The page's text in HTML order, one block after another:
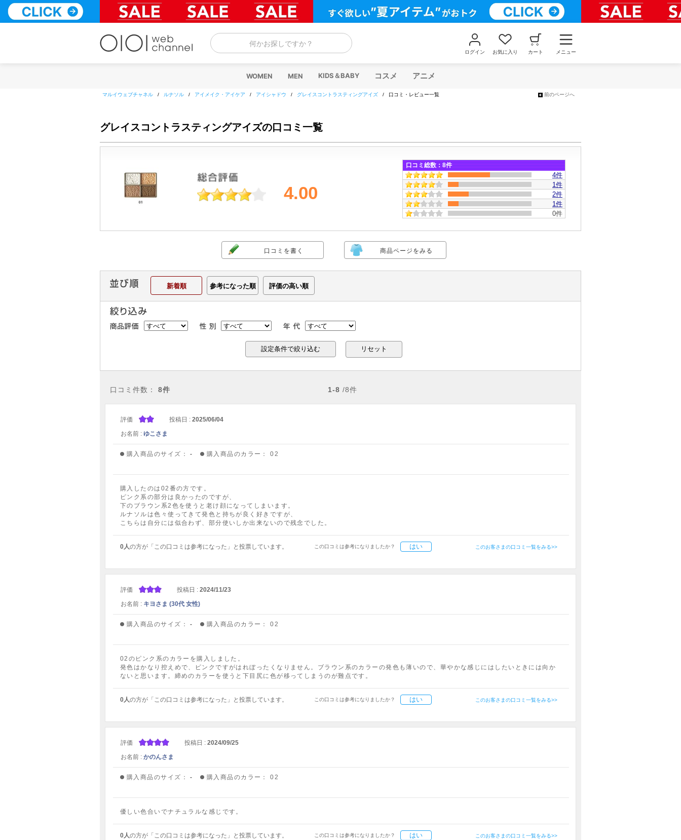
テ
何かお探しですか？
ログイン お気に入り カート メニュー
WOMEN MEN KIDS＆BABY コスメ アニメ
マルイウェブチャネル / ルナソル / アイメイク・アイケア / アイシャドウ / グレイスコントラスティングアイズ / 口コミ・レビュー一覧 前のページへ
グレイスコントラスティングアイズの口コミ一覧
4.00
口コミ総数：8件
4件
1件
2件
1件
0件
口コミを書く 商品ページをみる
新着順 参考になった順 評価の高い順
リセット
口コミ件数： 8件 1-8 /8件
評価 投稿日 : 2025/06/04
お名前 : ゆこさま
購入商品のサイズ： - 購入商品のカラー： 02
購入したのは02番の方です。
ピンク系の部分は良かったのですが、
下のブラウン系2色を使うと老け顔になってしまいます。
ルナソルは色々使ってきて発色と持ちが良く好きですが、
こちらは自分には似合わず、部分使いしか出来ないので残念でした。
この口コミは参考になりましたか？ はい
0人の方が「この口コミは参考になった」と投票しています。 このお客さまの口コミ一覧をみる>>
評価 投稿日 : 2024/11/23
お名前 : キヨさま (30代 女性)
購入商品のサイズ： - 購入商品のカラー： 02
02のピンク系のカラーを購入しました。
発色はかなり控えめで、ピンクですがはれぼったくなりません。ブラウン系のカラーの発色も薄いので、華やかな感じにはしたいときには向か
ないと思います。締めのカラーを使うと下目尻に色が移ってしまうのが難点です。
この口コミは参考になりましたか？ はい
0人の方が「この口コミは参考になった」と投票しています。 このお客さまの口コミ一覧をみる>>
評価 投稿日 : 2024/09/25
お名前 : かのんさま
購入商品のサイズ： - 購入商品のカラー： 02
優しい色合いでナチュラルな感じです。
この口コミは参考になりましたか？ はい
0人の方が「この口コミは参考になった」と投票しています。 このお客さまの口コミ一覧をみる>>